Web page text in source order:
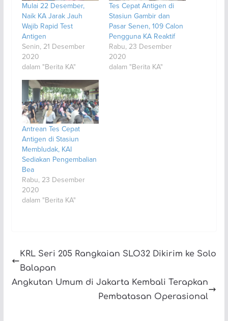
Mulai 22 Desember,
Naik KA Jarak Jauh
Wajib Rapid Test
Antigen
Senin, 21 Desember
2020
dalam "Berita KA"
Tes Cepat Antigen di
Stasiun Gambir dan
Pasar Senen, 109 Calon
Pengguna KA Reaktif
Rabu, 23 Desember
2020
dalam "Berita KA"
Antrean Tes Cepat
Antigen di Stasiun
Membludak, KAI
Sediakan Pengembalian
Bea
Rabu, 23 Desember
2020
dalam "Berita KA"
KRL Seri 205 Rangkaian SLO32 Dikirim ke Solo
Balapan
Angkutan Umum di Jakarta Kembali Terapkan
Pembatasan Operasional